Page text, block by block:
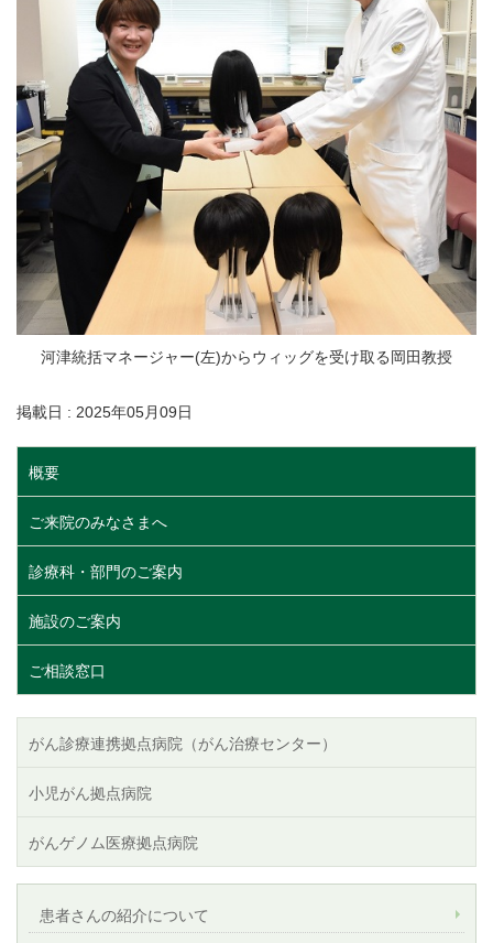
河津統括マネージャー(左)からウィッグを受け取る岡田教授
掲載日 : 2025年05月09日
概要
ご来院のみなさまへ
診療科・部門のご案内
施設のご案内
ご相談窓口
がん診療連携拠点病院（がん治療センター）
小児がん拠点病院
がんゲノム医療拠点病院
患者さんの紹介について